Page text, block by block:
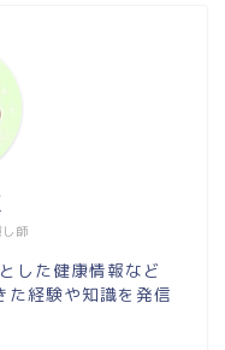
師
した健康情報など
た経験や知識を発信